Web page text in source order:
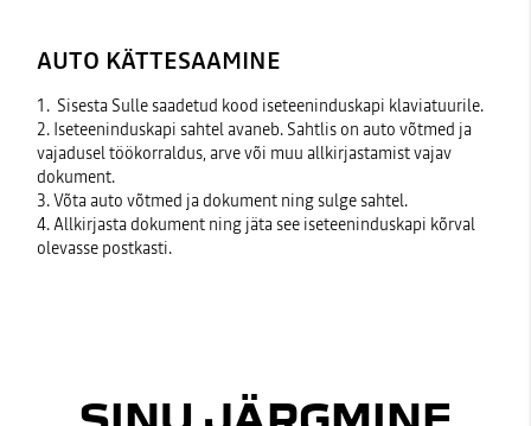
AUTO KÄTTESAAMINE
1. Sisesta Sulle saadetud kood iseteeninduskapi klaviatuurile.
2. Iseteeninduskapi sahtel avaneb. Sahtlis on auto võtmed ja
vajadusel töökorraldus, arve või muu allkirjastamist vajav
dokument.
3. Võta auto võtmed ja dokument ning sulge sahtel.
4. Allkirjasta dokument ning jäta see iseteeninduskapi kõrval
olevasse postkasti.